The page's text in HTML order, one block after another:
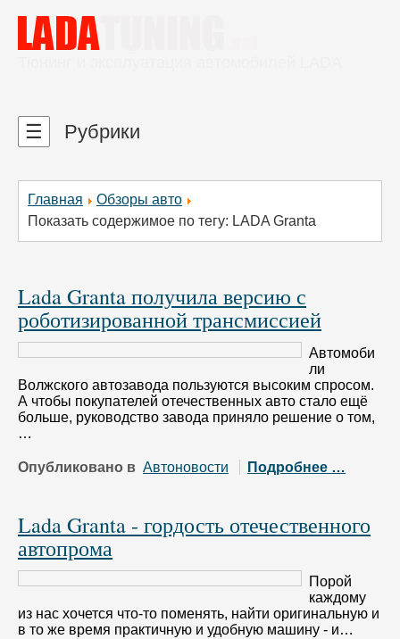
Главная
Обзоры авто
Показать содержимое по тегу: LADA Granta
Lada Granta получила версию с
роботизированной трансмиссией
Автомоби
ли
Волжского автозавода пользуются высоким спросом.
А чтобы покупателей отечественных авто стало ещё
больше, руководство завода приняло решение о том,
…
Опубликовано в Автоновости Подробнее …
Lada Granta - гордость отечественного
автопрома
Порой
каждому
из нас хочется что-то поменять, найти оригинальную и
в то же время практичную и удобную машину - и…
☰ Рубрики